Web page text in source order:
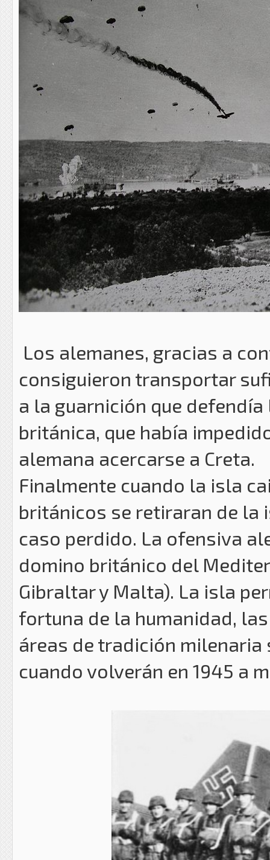
Los alemanes, gracias a
consiguieron transportar
a la guarnición que
británica, que había
alemana acercarse a Creta.
Finalmente cuando la isla
británicos se retiraran de la
caso perdido. La ofensiva
domino británico del
Gibraltar y Malta). La isla
fortuna de la humanidad,
áreas de tradición
cuando volverán en 1945 a